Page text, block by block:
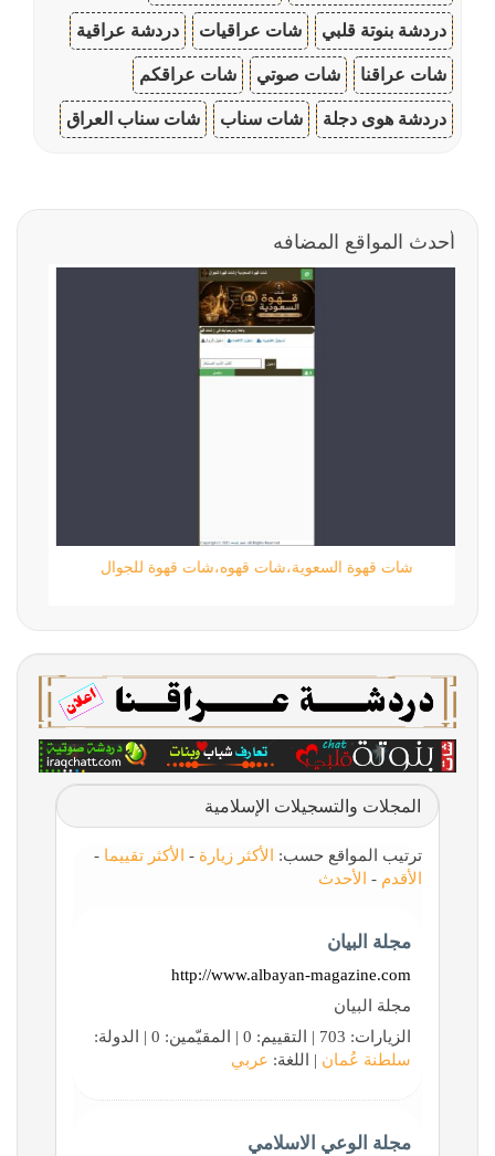
دردشة بنوتة قلبي شات عراقيات دردشة عراقية
شات عراقنا شات صوتي شات عراقكم
دردشة هوى دجلة شات سناب شات سناب العراق
أحدث المواقع المضافه
شات قهوة السعوية،شات قهوه،شات قهوة للجوال
المجلات والتسجيلات الإسلامية
ترتيب المواقع حسب: الأكثر زيارة - الأكثر تقييما -
الأقدم - الأحدث
مجلة البيان
http://www.albayan-magazine.com
مجلة البيان
الزيارات: 703 | التقييم: 0 | المقيّمين: 0 | الدولة:
سلطنة عُمان | اللغة: عربي
مجلة الوعي الاسلامي